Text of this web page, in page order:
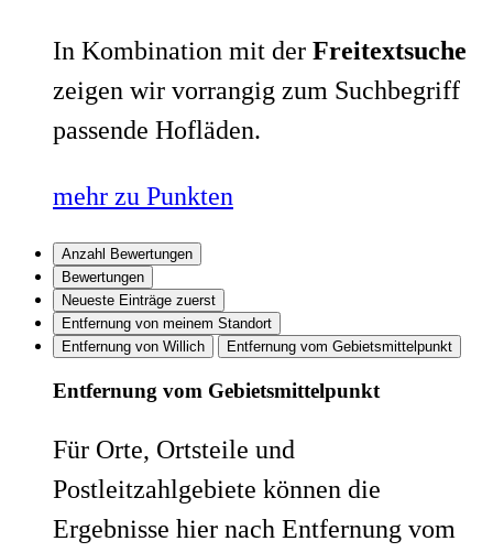
In Kombination mit der Freitextsuche
zeigen wir vorrangig zum Suchbegriff
passende Hofläden.
mehr zu Punkten
Anzahl Bewertungen
Bewertungen
Neueste Einträge zuerst
Entfernung von meinem Standort
Entfernung von Willich
Entfernung vom Gebietsmittelpunkt
Entfernung vom Gebietsmittelpunkt
Für Orte, Ortsteile und
Postleitzahlgebiete können die
Ergebnisse hier nach Entfernung vom